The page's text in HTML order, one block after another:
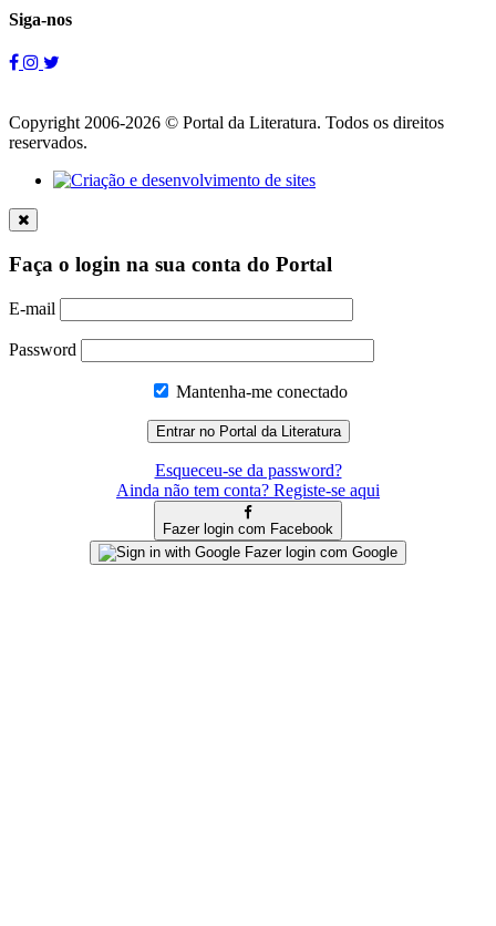
Siga-nos
Copyright 2006-2026 © Portal da Literatura. Todos os direitos
reservados.
Faça o login na sua conta do Portal
E-mail
Password
Mantenha-me conectado
Esqueceu-se da password?
Ainda não tem conta? Registe-se aqui
Fazer login com Facebook
Fazer login com Google